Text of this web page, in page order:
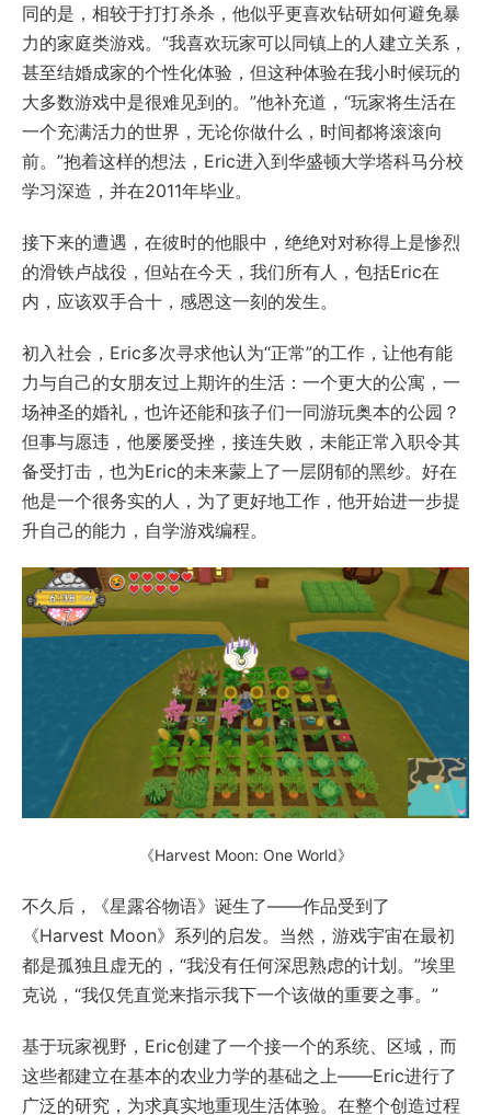
同的是，相较于打打杀杀，他似乎更喜欢钻研如何避免暴
力的家庭类游戏。“我喜欢玩家可以同镇上的人建立关系，
甚至结婚成家的个性化体验，但这种体验在我小时候玩的
大多数游戏中是很难见到的。”他补充道，“玩家将生活在
一个充满活力的世界，无论你做什么，时间都将滚滚向
前。”抱着这样的想法，Eric进入到华盛顿大学塔科马分校
学习深造，并在2011年毕业。
接下来的遭遇，在彼时的他眼中，绝绝对对称得上是惨烈
的滑铁卢战役，但站在今天，我们所有人，包括Eric在
内，应该双手合十，感恩这一刻的发生。
初入社会，Eric多次寻求他认为“正常”的工作，让他有能
力与自己的女朋友过上期许的生活：一个更大的公寓，一
场神圣的婚礼，也许还能和孩子们一同游玩奥本的公园？
但事与愿违，他屡屡受挫，接连失败，未能正常入职令其
备受打击，也为Eric的未来蒙上了一层阴郁的黑纱。好在
他是一个很务实的人，为了更好地工作，他开始进一步提
升自己的能力，自学游戏编程。
《Harvest Moon: One World》
不久后，《星露谷物语》诞生了——作品受到了
《Harvest Moon》系列的启发。当然，游戏宇宙在最初
都是孤独且虚无的，“我没有任何深思熟虑的计划。”埃里
克说，“我仅凭直觉来指示我下一个该做的重要之事。”
基于玩家视野，Eric创建了一个接一个的系统、区域，而
这些都建立在基本的农业力学的基础之上——Eric进行了
广泛的研究，为求真实地重现生活体验。在整个创造过程